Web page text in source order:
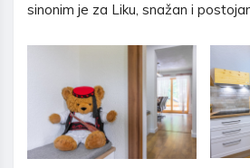
sinonim je za Liku, snažan i